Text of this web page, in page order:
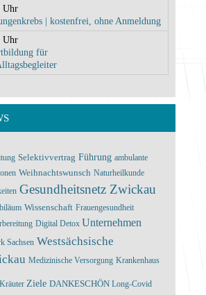
Uhr
| kostenfrei, ohne Anmeldung
Uhr
für
Selektivvertrag Führung ambulante
Weihnachtswunsch Naturheilkunde
Gesundheitsnetz Zwickau
Wissenschaft Frauengesundheit
Digital Detox Unternehmen
Sachsen Westsächsische
Medizinische Versorgung Krankenhaus
Kräuter Ziele DANKESCHÖN Long-Covid